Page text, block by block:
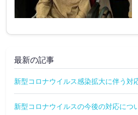
最新の記事
新型コロナウイルス感染拡大に伴う対
新型コロナウイルスの今後の対応につ